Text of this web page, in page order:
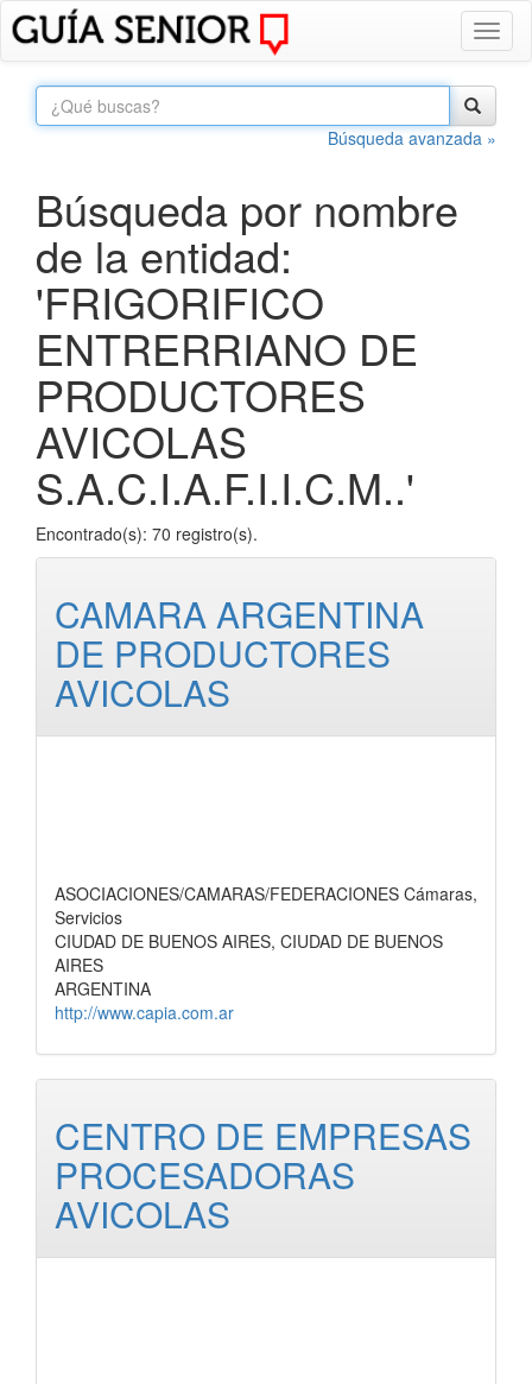
Búsqueda avanzada »
Búsqueda por nombre
de la entidad:
'FRIGORIFICO
ENTRERRIANO DE
PRODUCTORES
AVICOLAS
S.A.C.I.A.F.I.I.C.M..'
Encontrado(s): 70 registro(s).
CAMARA ARGENTINA
DE PRODUCTORES
AVICOLAS
ASOCIACIONES/CAMARAS/FEDERACIONES Cámaras,
Servicios
CIUDAD DE BUENOS AIRES, CIUDAD DE BUENOS
AIRES
ARGENTINA
http://www.capia.com.ar
CENTRO DE EMPRESAS
PROCESADORAS
AVICOLAS